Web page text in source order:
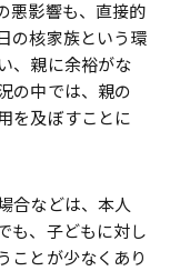
悪影響も、直接的
の核家族という環
、親に余裕がな
の中では、親の
を及ぼすことに
合などは、本人
も、子どもに対し
ことが少なくあり